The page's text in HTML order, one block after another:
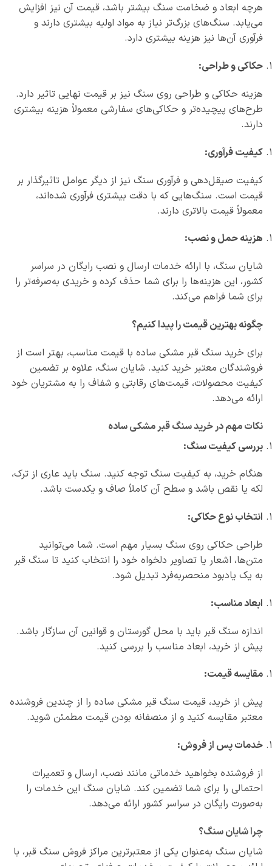
هرچه ابعاد و ضخامت سنگ بیشتر باشد، قیمت آن نیز افزایش
می‌یابد. سنگ‌های بزرگ‌تر نیاز به مواد اولیه بیشتری دارند و
فرآوری آن‌ها نیز هزینه بیشتری دارد.
حکاکی و طراحی:
هزینه حکاکی و طراحی روی سنگ نیز بر قیمت نهایی تاثیر دارد.
طرح‌های پیچیده‌تر و حکاکی‌های سفارشی معمولاً هزینه بیشتری
دارند.
کیفیت فرآوری:
کیفیت صیقل‌دهی و فرآوری سنگ نیز از دیگر عوامل تاثیرگذار بر
قیمت است. سنگ‌هایی که با دقت بیشتری فرآوری شده‌اند،
معمولاً قیمت بالاتری دارند.
هزینه حمل و نصب:
شایان سنگ، با ارائه خدمات ارسال و نصب رایگان در سراسر
کشور، این هزینه‌ها را برای شما حذف کرده و خریدی به‌صرفه‌تر را
برای شما فراهم می‌کند.
چگونه بهترین قیمت را پیدا کنیم؟
برای خرید سنگ قبر مشکی ساده با قیمت مناسب، بهتر است از
فروشندگان معتبر خرید کنید. شایان سنگ، علاوه بر تضمین
کیفیت محصولات، قیمت‌های رقابتی و شفاف را به مشتریان خود
ارائه می‌دهد.
نکات مهم در خرید سنگ قبر مشکی ساده
بررسی کیفیت سنگ:
هنگام خرید، به کیفیت سنگ توجه کنید. سنگ باید عاری از ترک،
لکه یا نقص باشد و سطح آن کاملاً صاف و یکدست باشد.
انتخاب نوع حکاکی:
طراحی حکاکی روی سنگ بسیار مهم است. شما می‌توانید
متن‌ها، اشعار یا تصاویر دلخواه خود را انتخاب کنید تا سنگ قبر
به یک یادبود منحصربه‌فرد تبدیل شود.
ابعاد مناسب:
اندازه سنگ قبر باید با محل گورستان و قوانین آن سازگار باشد.
پیش از خرید، ابعاد مناسب را بررسی کنید.
مقایسه قیمت:
پیش از خرید، قیمت سنگ قبر مشکی ساده را از چندین فروشنده
معتبر مقایسه کنید و از منصفانه بودن قیمت مطمئن شوید.
خدمات پس از فروش:
از فروشنده بخواهید خدماتی مانند نصب، ارسال و تعمیرات
احتمالی را برای شما تضمین کند. شایان سنگ این خدمات را
به‌صورت رایگان در سراسر کشور ارائه می‌دهد.
چرا شایان سنگ؟
شایان سنگ به‌عنوان یکی از معتبرترین مراکز فروش سنگ قبر، با